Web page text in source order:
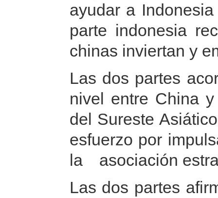
ayudar a
parte indonesia
chinas inviertan y
Las dos partes
nivel entre China
del Sureste
esfuerzo por
la asociación
Las dos partes